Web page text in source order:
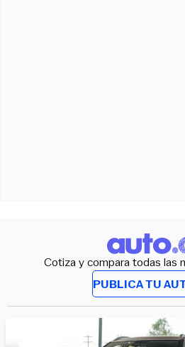
Cotiza y compara todas las
PUBLICA TU